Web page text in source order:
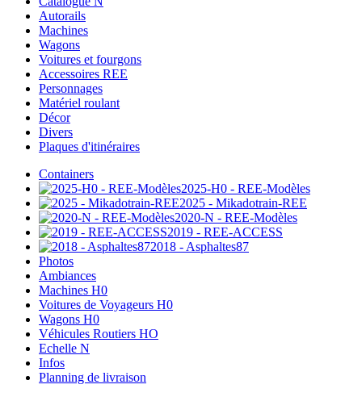
Autorails
Machines
Wagons
Voitures et fourgons
Accessoires REE
Personnages
Matériel roulant
Décor
Divers
Plaques d'itinéraires
Containers
2025-H0 - REE-Modèles
2025 - Mikadotrain-REE
2020-N - REE-Modèles
2019 - REE-ACCESS
2018 - Asphaltes87
Photos
Ambiances
Machines H0
Voitures de Voyageurs H0
Wagons H0
Véhicules Routiers HO
Echelle N
Infos
Planning de livraison